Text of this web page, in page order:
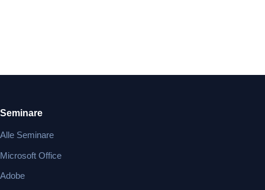
Seminare
Alle Seminare
Microsoft Office
Adobe